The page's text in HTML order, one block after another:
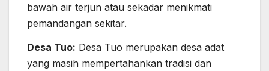
bawah air terjun atau sekadar menikmati
pemandangan sekitar.
Desa Tuo: Desa Tuo merupakan desa adat
yang masih mempertahankan tradisi dan